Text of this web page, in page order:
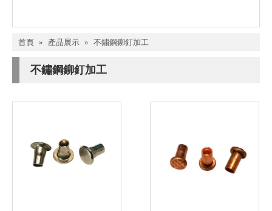
首頁 » 產品展示 » 不鏽鋼鉚釘加工
不鏽鋼鉚釘加工